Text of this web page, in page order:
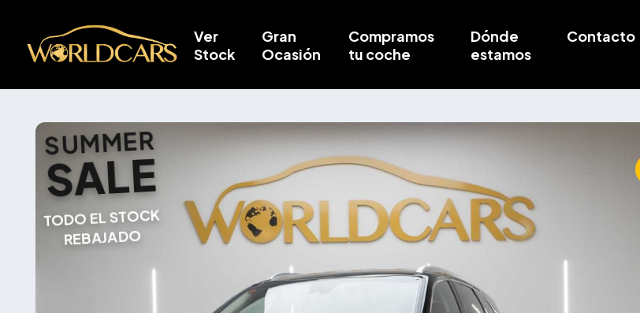
Ver
Stock
Gran
Ocasión
Compramos
tu coche
Dónde
estamos
Contacto
SUMMER
SALE
TODO EL STOCK
REBAJADO